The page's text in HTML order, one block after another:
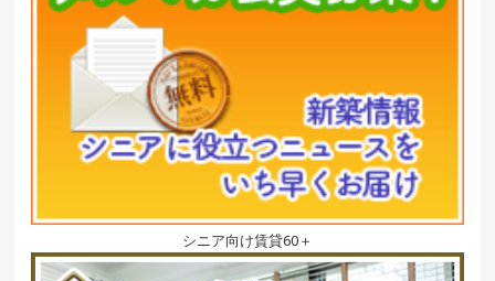
シニア向け賃貸60＋